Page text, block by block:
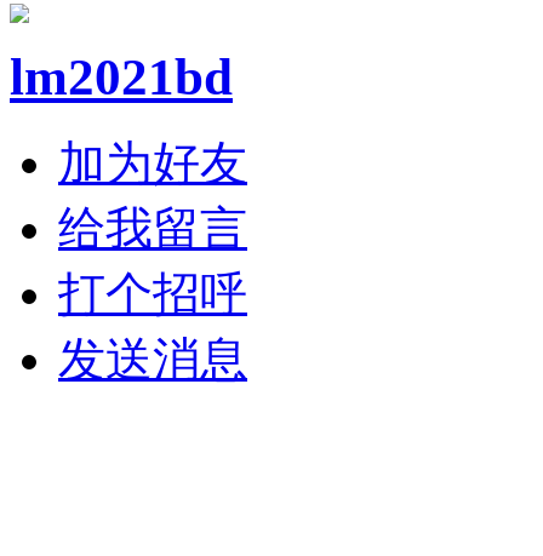
lm2021bd
加为好友
给我留言
打个招呼
发送消息